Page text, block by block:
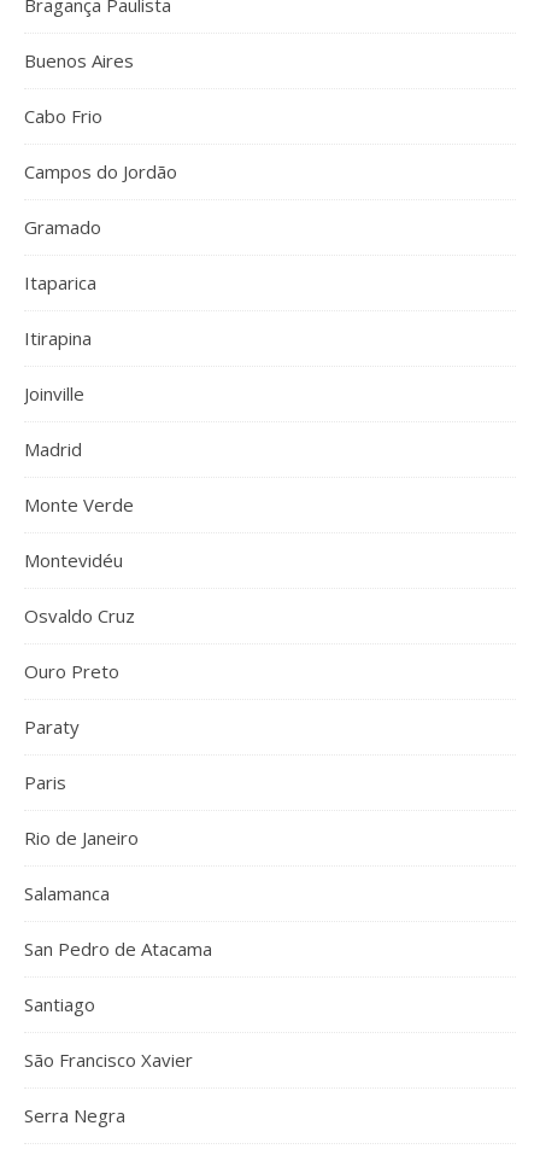
Bragança Paulista
Buenos Aires
Cabo Frio
Campos do Jordão
Gramado
Itaparica
Itirapina
Joinville
Madrid
Monte Verde
Montevidéu
Osvaldo Cruz
Ouro Preto
Paraty
Paris
Rio de Janeiro
Salamanca
San Pedro de Atacama
Santiago
São Francisco Xavier
Serra Negra